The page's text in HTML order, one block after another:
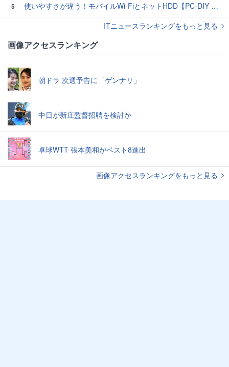
5
使いやすさが違う！モバイルWi-FiとネットHDD【PC-DIY 秋の陣】
ITニュースランキングをもっと見る
画像アクセスランキング
朝ドラ 次週予告に「ゲンナリ」
中日が新庄監督招聘を検討か
卓球WTT 張本美和がベスト8進出
画像アクセスランキングをもっと見る